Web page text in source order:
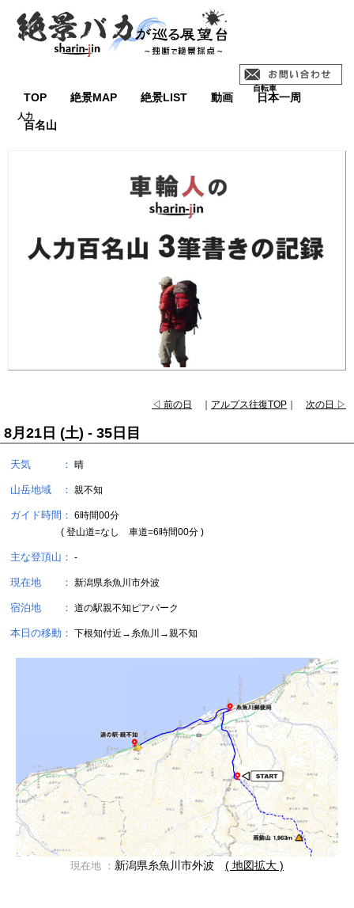
TOP 絶景MAP 絶景LIST 動画 日本一周
百名山
◁ 前の日 ｜ アルプス往復TOP ｜ 次の日 ▷
8月21日 (土) - 35日目
天気 ： 晴
山岳地域 ： 親不知
ガイド時間： 6時間00分
( 登山道=なし 車道=6時間00分 )
主な登頂山： -
現在地 ： 新潟県糸魚川市外波
宿泊地 ： 道の駅親不知ピアパーク
本日の移動： 下根知付近→糸魚川→親不知
現在地 ： 新潟県糸魚川市外波 ( 地図拡大 )